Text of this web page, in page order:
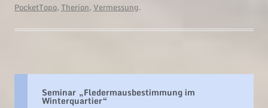
PocketTopo,Therion, Vermessung.
Seminar „Fledermausbestimmung im
Winterquartier“